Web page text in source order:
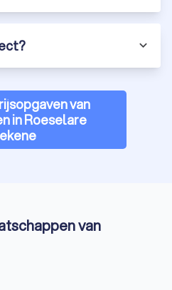
van
in Roeselare
van